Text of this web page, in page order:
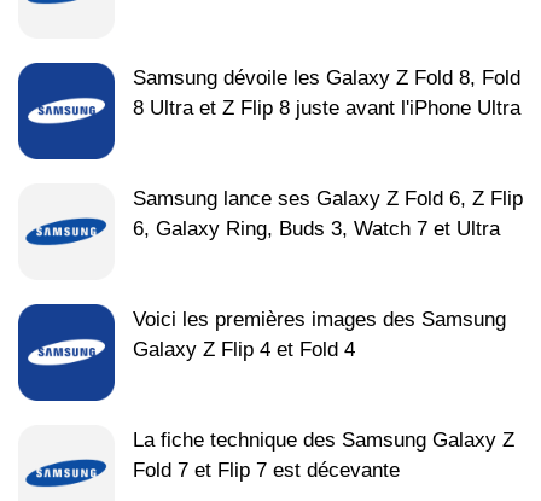
Samsung dévoile les Galaxy Z Fold 8, Fold
8 Ultra et Z Flip 8 juste avant l'iPhone Ultra
Samsung lance ses Galaxy Z Fold 6, Z Flip
6, Galaxy Ring, Buds 3, Watch 7 et Ultra
Voici les premières images des Samsung
Galaxy Z Flip 4 et Fold 4
La fiche technique des Samsung Galaxy Z
Fold 7 et Flip 7 est décevante